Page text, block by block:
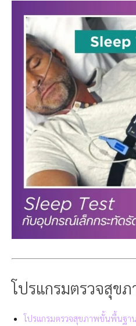
โปรแกรมตรวจสุข
โปรแกรมตรวจสุขภาพขั้นพื้นฐาน